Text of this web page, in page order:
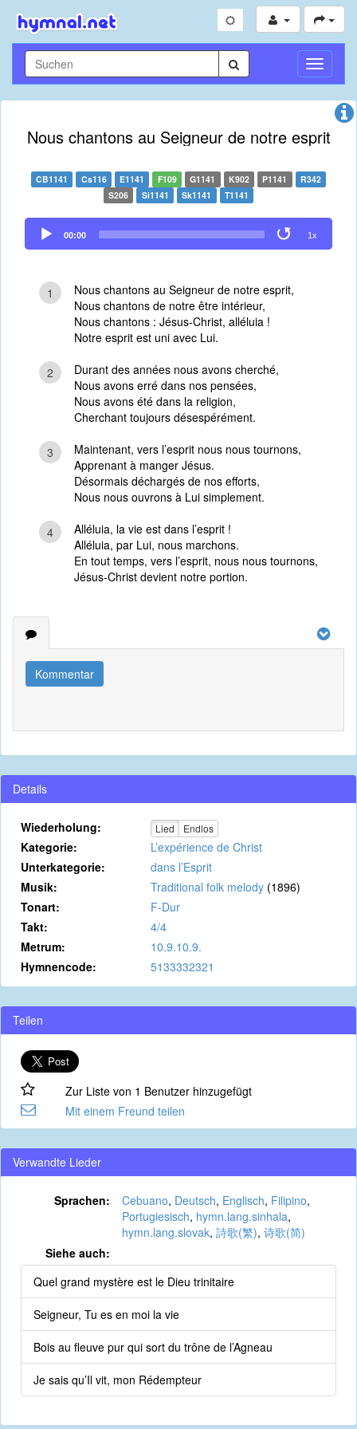
Nous chantons au Seigneur de notre esprit
CB1141 Cs116 E1141 F109 G1141 K902 P1141
R342
S206
Si1141 Sk1141 T1141
Audio
Player
00:00 1x
1
Nous chantons au Seigneur de notre esprit,
Nous chantons de notre être intérieur,
Nous chantons : Jésus-Christ, alléluia !
Notre esprit est uni avec Lui.
2
Durant des années nous avons cherché,
Nous avons erré dans nos pensées,
Nous avons été dans la religion,
Cherchant toujours désespérément.
3
Maintenant, vers l’esprit nous nous tournons,
Apprenant à manger Jésus.
Désormais déchargés de nos efforts,
Nous nous ouvrons à Lui simplement.
4
Alléluia, la vie est dans l’esprit !
Alléluia, par Lui, nous marchons.
En tout temps, vers l’esprit, nous nous tournons,
Jésus-Christ devient notre portion.
Kommentar
Details
Wiederholung: Lied Endlos
Kategorie:
L’expérience de Christ
Unterkategorie:
dans l’Esprit
Musik:
Traditional folk melody (1896)
Tonart:
F-Dur
Takt:
4/4
Metrum:
10.9.10.9.
Hymnencode:
5133332321
Teilen
Zur Liste von 1 Benutzer hinzugefügt
Mit einem Freund teilen
Verwandte Lieder
Sprachen: Cebuano, Deutsch, Englisch, Filipino,
Portugiesisch, hymn.lang.sinhala,
hymn.lang.slovak, 詩歌(繁), 诗歌(简)
Siehe auch:
Quel grand mystère est le Dieu trinitaire
Seigneur, Tu es en moi la vie
Bois au fleuve pur qui sort du trône de l’Agneau
Je sais qu’Il vit, mon Rédempteur